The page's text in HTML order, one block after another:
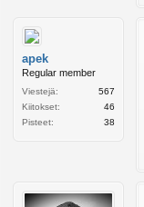
apek
Regular member
Viestejä:
567
Kiitokset:
46
Pisteet:
38